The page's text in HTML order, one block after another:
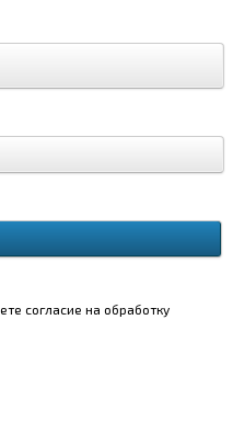
согласие на обработку